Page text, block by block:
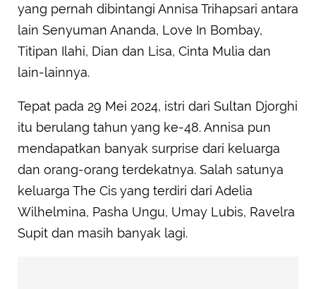
yang pernah dibintangi Annisa Trihapsari antara
lain Senyuman Ananda, Love In Bombay,
Titipan Ilahi, Dian dan Lisa, Cinta Mulia dan
lain-lainnya.
Tepat pada 29 Mei 2024, istri dari Sultan Djorghi
itu berulang tahun yang ke-48. Annisa pun
mendapatkan banyak surprise dari keluarga
dan orang-orang terdekatnya. Salah satunya
keluarga The Cis yang terdiri dari Adelia
Wilhelmina, Pasha Ungu, Umay Lubis, Ravelra
Supit dan masih banyak lagi.